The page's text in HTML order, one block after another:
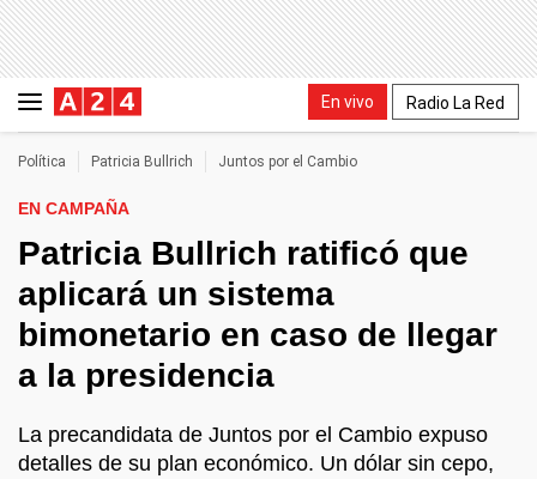
En vivo Radio La Red
Política Patricia Bullrich Juntos por el Cambio
EN CAMPAÑA
Patricia Bullrich ratificó que
aplicará un sistema
bimonetario en caso de llegar
a la presidencia
La precandidata de Juntos por el Cambio expuso
detalles de su plan económico. Un dólar sin cepo,